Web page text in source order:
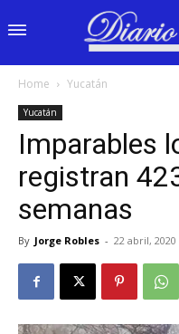
Home Yucatán
Yucatán
Imparables
registran
semanas
By Jorge Robles - 22 abril, 2020